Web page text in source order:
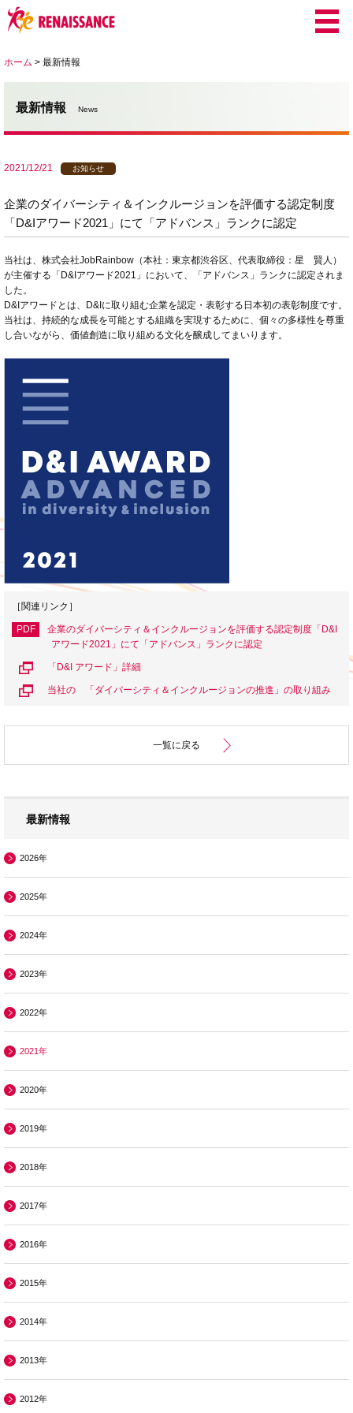
ホーム > 最新情報
最新情報 News
2021/12/21 お知らせ
企業のダイバーシティ＆インクルージョンを評価する認定制度
「D&Iアワード2021」にて「アドバンス」ランクに認定
当社は、株式会社JobRainbow（本社：東京都渋谷区、代表取締役：星 賢人）
が主催する「D&Iアワード2021」において、「アドバンス」ランクに認定されま
した。
D&I アワードとは、 D&I に取り組む企業を認定・表彰する日本初の表彰制度です。
当社は、持続的な成長を可能とする組織を実現するために、個々の多様性を尊重
し合いながら、価値創造に取り組める文化を醸成してまいります。
［関連リンク］
PDF
企業のダイバーシティ＆インクルージョンを評価する認定制度「D&I
アワード2021」にて「アドバンス」ランクに認定
「D&I アワード」詳細
当社の 「ダイバーシティ＆インクルージョンの推進」の取り組み
一覧に戻る
最新情報
2026年
2025年
2024年
2023年
2022年
2021年
2020年
2019年
2018年
2017年
2016年
2015年
2014年
2013年
2012年